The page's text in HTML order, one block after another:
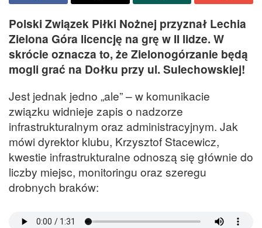
Polski Związek Piłki Nożnej przyznał Lechia
Zielona Góra licencję na grę w II lidze. W
skrócie oznacza to, że Zielonogórzanie będą
mogli grać na Dołku przy ul. Sulechowskiej!
Jest jednak jedno „ale” – w komunikacie
związku widnieje zapis o nadzorze
infrastrukturalnym oraz administracyjnym. Jak
mówi dyrektor klubu, Krzysztof Stacewicz,
kwestie infrastrukturalne odnoszą się głównie do
liczby miejsc, monitoringu oraz szeregu
drobnych braków: